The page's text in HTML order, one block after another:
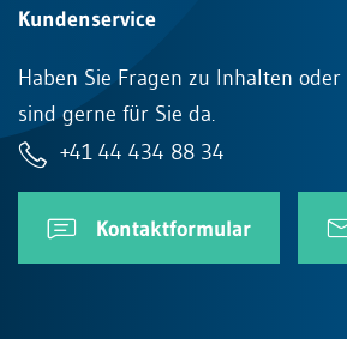
Kundenservice
Haben Sie Fragen zu Inhalten
sind gerne für Sie da.
+41 44 434 88 34
Kontaktformular